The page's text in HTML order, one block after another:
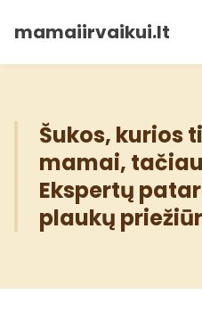
mamaiirvaikui.lt
Šukos, kurios
mamai,
Ekspertų
plaukų